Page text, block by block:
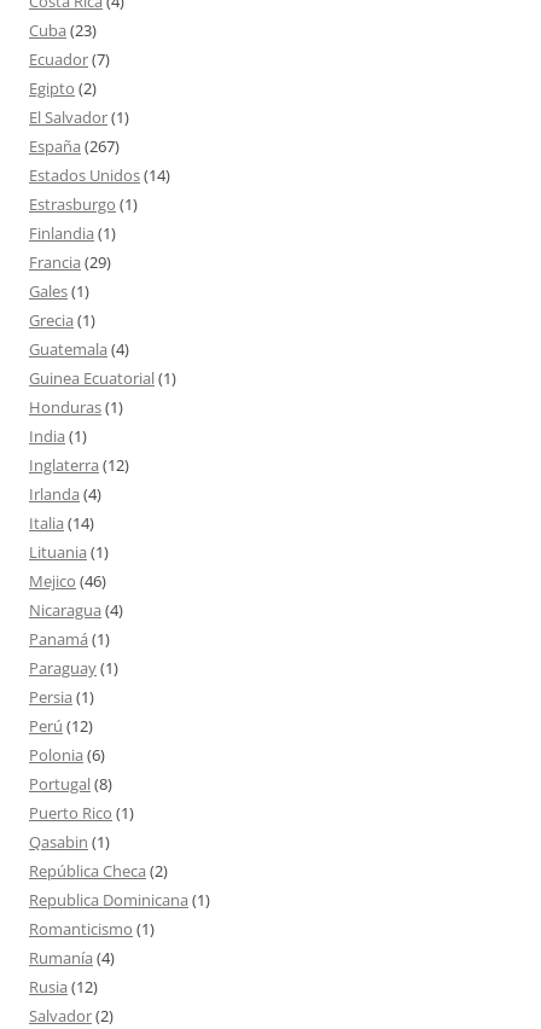
Cuba (23)
Ecuador(7)
Egipto (2)
El Salvador(1)
España (267)
Estados Unidos(14)
Estrasburgo (1)
Finlandia (1)
Francia (29)
Gales(1)
Grecia (1)
Guatemala (4)
Guinea Ecuatorial(1)
Honduras(1)
India (1)
Inglaterra (12)
Irlanda (4)
Italia (14)
Lituania (1)
Mejico (46)
Nicaragua (4)
Panamá (1)
Paraguay(1)
Persia (1)
Perú (12)
Polonia (6)
Portugal(8)
Puerto Rico (1)
Qasabin (1)
República Checa (2)
Republica Dominicana (1)
Romanticismo (1)
Rumanía (4)
Rusia (12)
Salvador(2)